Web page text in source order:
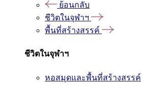
ย้อนกลับ
ชีวิตในจุฬาฯ
พื้นที่สร้างสรรค์
ชีวิตในจุฬาฯ
หอสมุดและพื้นที่สร้างสรรค์